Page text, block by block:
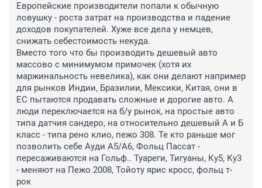
Европейские производители попали к обычную
ловушку - роста затрат на производства и падение
доходов покупателей. Хуже все дела у немцев,
снижать себестоимость некуда.
Вместо того что бы производить дешевый авто
массово с минимумом примочек (хотя их
маржинальность невелика), как они делают например
для рынков Индии, Бразилии, Мексики, Китая, они в
ЕС пытаются продавать сложные и дорогие авто. А
люди переключается на б/у рынок, на простые авто
типа датчия сандеро, на относительно дешевый А и Б
класс - типа рено клио, пежо 308. Те кто раньше мог
позволить себе Ауди А5/А6, Фольц Пассат -
пересаживаются на Гольф.. Туареги, Тигуаны, Ку5, Ку3
- меняют на Пежо 2008, Тойоту ярис кросс, фольц т-
рок